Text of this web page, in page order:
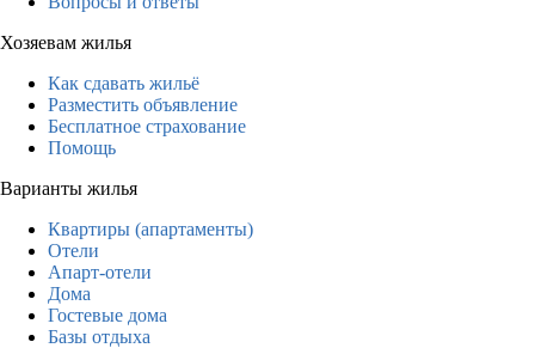
Хозяевам жилья
Как сдавать жильё
Разместить объявление
Бесплатное страхование
Помощь
Варианты жилья
Квартиры (апартаменты)
Отели
Апарт-отели
Дома
Гостевые дома
Базы отдыха